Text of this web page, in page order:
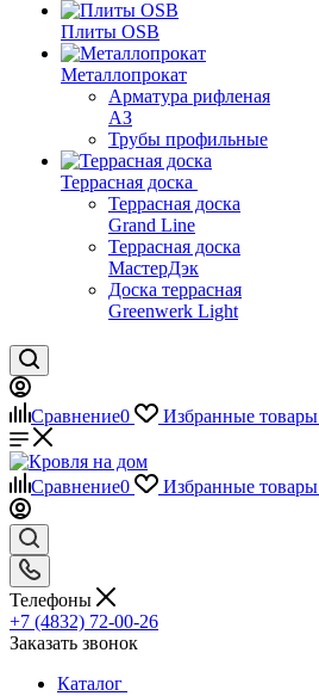
Плиты OSB
Металлопрокат
Арматура рифленая
АЗ
Трубы профильные
Террасная доска
Террасная доска
Grand Line
Террасная доска
МастерДэк
Доска террасная
Greenwerk Light
Сравнение0 Избранные товары
Сравнение0 Избранные товары
Телефоны
+7 (4832) 72-00-26
Заказать звонок
Каталог